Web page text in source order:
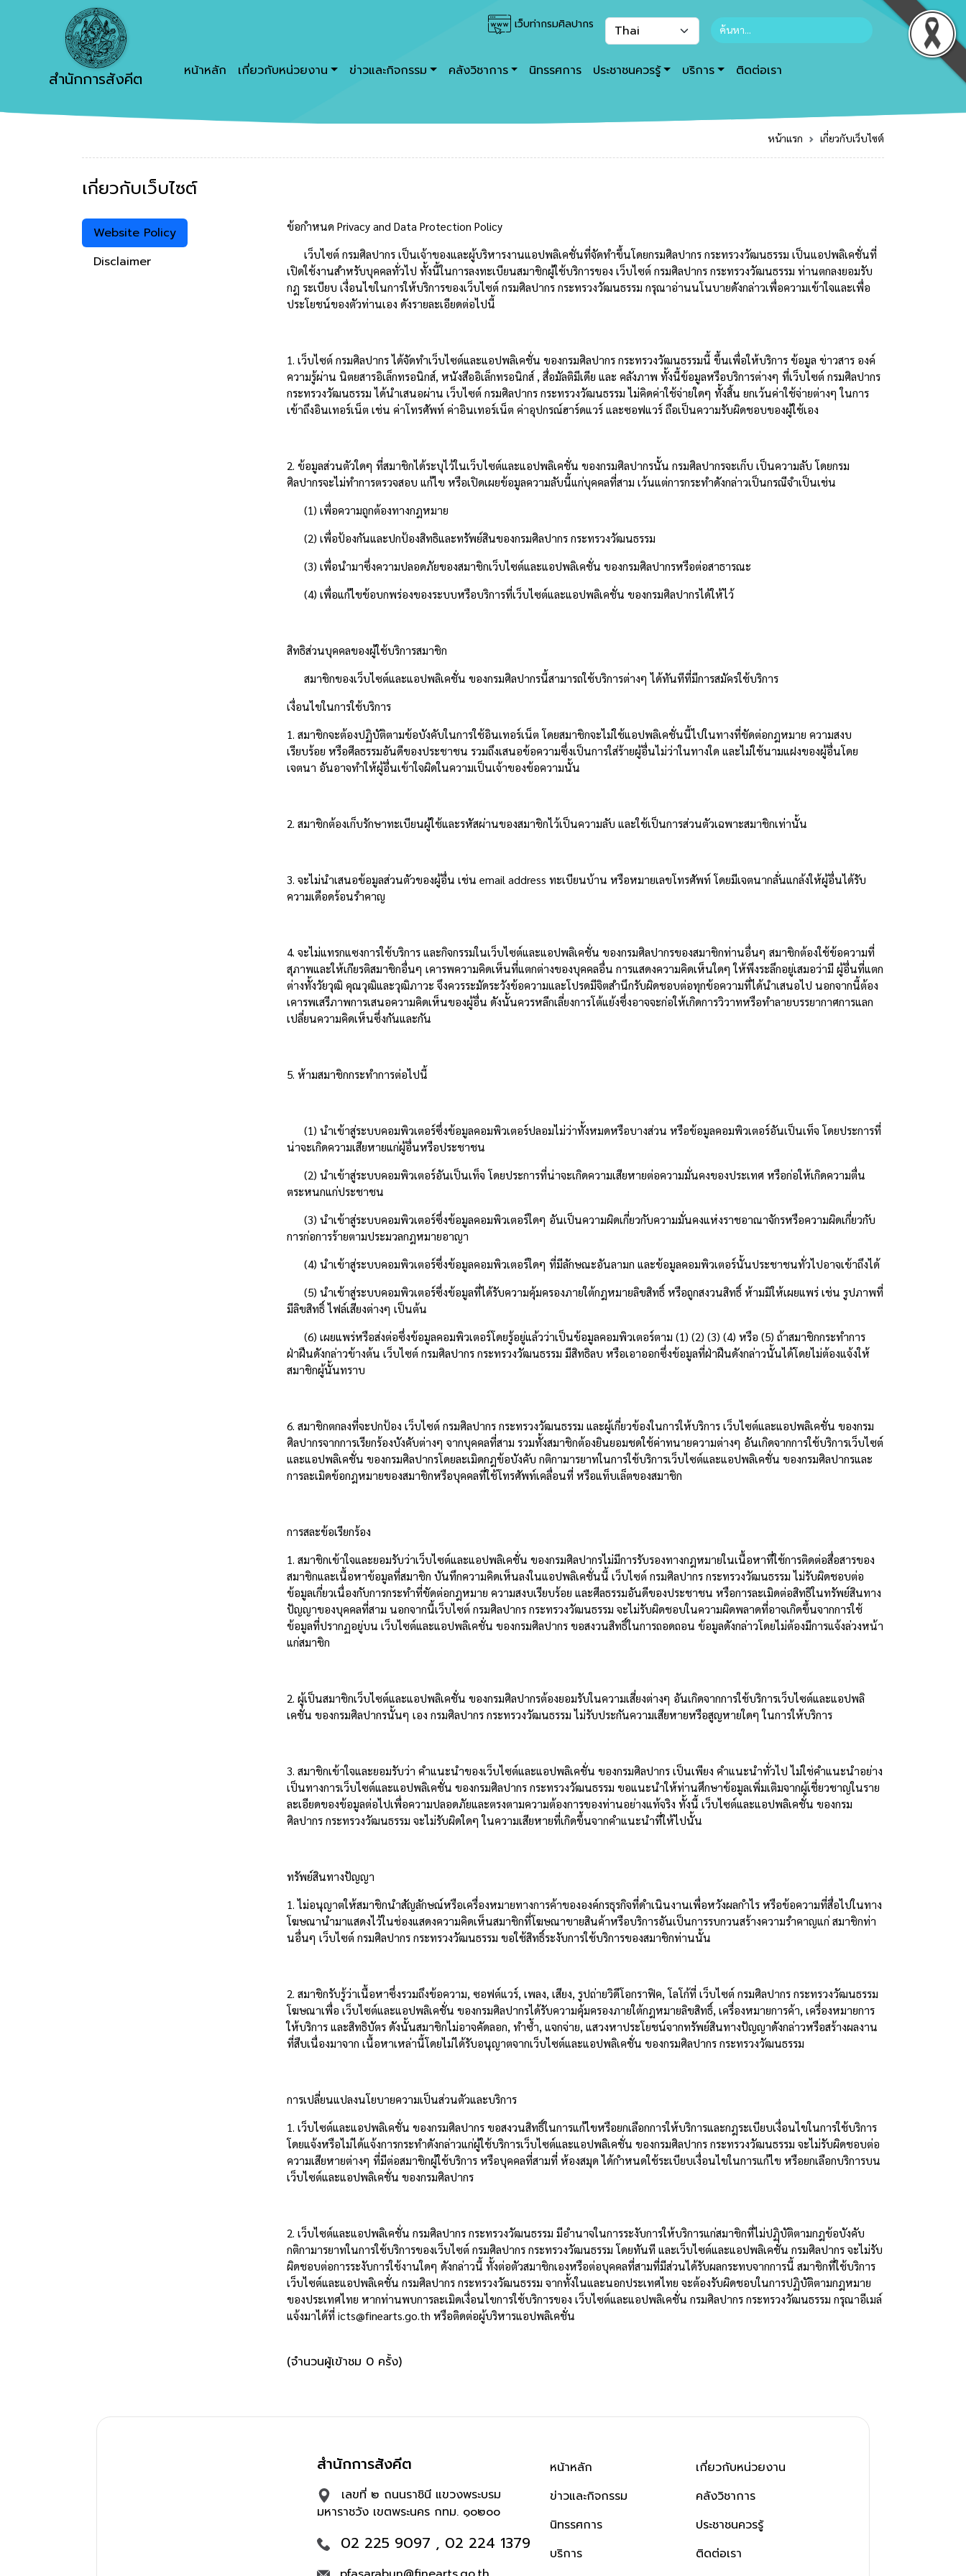
เว็บท่ากรมศิลปากร
สำนักการสังคีต หน้าหลัก เกี่ยวกับหน่วยงาน ข่าวและกิจกรรม คลังวิชาการ นิทรรศการ ประชาชนควรรู้ บริการ ติดต่อเรา
หน้าแรก เกี่ยวกับเว็บไซต์
เกี่ยวกับเว็บไซต์
Website Policy
Disclaimer
ข้อกำหนด Privacy and Data Protection Policy
เว็บไซต์ กรมศิลปากร เป็นเจ้าของและผู้บริหารงานแอปพลิเคชั่นที่จัดทำขึ้นโดยกรมศิลปากร กระทรวงวัฒนธรรม เป็นแอปพลิเคชั่นที่
เปิดใช้งานสำหรับบุคคลทั่วไป ทั้งนี้ในการลงทะเบียนสมาชิกผู้ใช้บริการของ เว็บไซต์ กรมศิลปากร กระทรวงวัฒนธรรม ท่านตกลงยอมรับ
กฎ ระเบียบ เงื่อนไขในการให้บริการของเว็บไซต์ กรมศิลปากร กระทรวงวัฒนธรรม กรุณาอ่านนโนบายดังกล่าวเพื่อความเข้าใจและเพื่อ
ประโยชน์ของตัวท่านเอง ดังรายละเอียดต่อไปนี้
1. เว็บไซต์ กรมศิลปากร ได้จัดทำเว็บไซต์และแอปพลิเคชั่น ของกรมศิลปากร กระทรวงวัฒนธรรมนี้ ขึ้นเพื่อให้บริการ ข้อมูล ข่าวสาร องค์
ความรู้ผ่าน นิตยสารอิเล็กทรอนิกส์, หนังสืออิเล็กทรอนิกส์ , สื่อมัลติมีเดีย และ คลังภาพ ทั้งนี้ข้อมูลหรือบริการต่างๆ ที่เว็บไซต์ กรมศิลปากร
กระทรวงวัฒนธรรม ได้นำเสนอผ่าน เว็บไซต์ กรมศิลปากร กระทรวงวัฒนธรรม ไม่คิดค่าใช้จ่ายใดๆ ทั้งสิ้น ยกเว้นค่าใช้จ่ายต่างๆ ในการ
เข้าถึงอินเทอร์เน็ต เช่น ค่าโทรศัพท์ ค่าอินเทอร์เน็ต ค่าอุปกรณ์ฮาร์ดแวร์ และซอฟแวร์ ถือเป็นความรับผิดชอบของผู้ใช้เอง
2. ข้อมูลส่วนตัวใดๆ ที่สมาชิกได้ระบุไว้ในเว็บไซต์และแอปพลิเคชั่น ของกรมศิลปากรนั้น กรมศิลปากรจะเก็บ เป็นความลับ โดยกรม
ศิลปากรจะไม่ทำการตรวจสอบ แก้ไข หรือเปิดเผยข้อมูลความลับนี้แก่บุคคลที่สาม เว้นแต่การกระทำดังกล่าวเป็นกรณีจำเป็นเช่น
(1) เพื่อความถูกต้องทางกฎหมาย
(2) เพื่อป้องกันและปกป้องสิทธิและทรัพย์สินของกรมศิลปากร กระทรวงวัฒนธรรม
(3) เพื่อนำมาซึ่งความปลอดภัยของสมาชิกเว็บไซต์และแอปพลิเคชั่น ของกรมศิลปากรหรือต่อสาธารณะ
(4) เพื่อแก้ไขข้อบกพร่องของระบบหรือบริการที่เว็บไซต์และแอปพลิเคชั่น ของกรมศิลปากรได้ให้ไว้
สิทธิส่วนบุคคลของผู้ใช้บริการสมาชิก
สมาชิกของเว็บไซต์และแอปพลิเคชั่น ของกรมศิลปากรนี้สามารถใช้บริการต่างๆ ได้ทันทีที่มีการสมัครใช้บริการ
เงื่อนไขในการใช้บริการ
1. สมาชิกจะต้องปฏิบัติตามข้อบังคับในการใช้อินเทอร์เน็ต โดยสมาชิกจะไม่ใช้แอปพลิเคชั่นนี้ไปในทางที่ขัดต่อกฎหมาย ความสงบ
เรียบร้อย หรือศีลธรรมอันดีของประชาชน รวมถึงเสนอข้อความซึ่งเป็นการใส่ร้ายผู้อื่นไม่ว่าในทางใด และไม่ใช้นามแฝงของผู้อื่นโดย
เจตนา อันอาจทำให้ผู้อื่นเข้าใจผิดในความเป็นเจ้าของข้อความนั้น
2. สมาชิกต้องเก็บรักษาทะเบียนผู้ใช้และรหัสผ่านของสมาชิกไว้เป็นความลับ และใช้เป็นการส่วนตัวเฉพาะสมาชิกเท่านั้น
3. จะไม่นำเสนอข้อมูลส่วนตัวของผู้อื่น เช่น email address ทะเบียนบ้าน หรือหมายเลขโทรศัพท์ โดยมีเจตนากลั่นแกล้งให้ผู้อื่นได้รับ
ความเดือดร้อนรำคาญ
4. จะไม่แทรกแซงการใช้บริการ และกิจกรรมในเว็บไซต์และแอปพลิเคชั่น ของกรมศิลปากรของสมาชิกท่านอื่นๆ สมาชิกต้องใช้ข้อความที่
สุภาพและให้เกียรติสมาชิกอื่นๆ เคารพความคิดเห็นที่แตกต่างของบุคคลอื่น การแสดงความคิดเห็นใดๆ ให้พึงระลึกอยู่เสมอว่ามี ผู้อื่นที่แตก
ต่างทั้งวัยวุฒิ คุณวุฒิและวุฒิภาวะ จึงควรระมัดระวังข้อความและโปรดมีจิตสำนึกรับผิดชอบต่อทุกข้อความที่ได้นำเสนอไป นอกจากนี้ต้อง
เคารพเสรีภาพการเสนอความคิดเห็นของผู้อื่น ดังนั้นควรหลีกเลี่ยงการโต้แย้งซึ่งอาจจะก่อให้เกิดการวิวาทหรือทำลายบรรยากาศการแลก
เปลี่ยนความคิดเห็นซึ่งกันและกัน
5. ห้ามสมาชิกกระทำการต่อไปนี้
(1) นำเข้าสู่ระบบคอมพิวเตอร์ซึ่งข้อมูลคอมพิวเตอร์ปลอมไม่ว่าทั้งหมดหรือบางส่วน หรือข้อมูลคอมพิวเตอร์อันเป็นเท็จ โดยประการที่
น่าจะเกิดความเสียหายแก่ผู้อื่นหรือประชาชน
(2) นำเข้าสู่ระบบคอมพิวเตอร์อันเป็นเท็จ โดยประการที่น่าจะเกิดความเสียหายต่อความมั่นคงของประเทศ หรือก่อให้เกิดความตื่น
ตระหนกแก่ประชาชน
(3) นำเข้าสู่ระบบคอมพิวเตอร์ซึ่งข้อมูลคอมพิวเตอร์ใดๆ อันเป็นความผิดเกี่ยวกับความมั่นคงแห่งราชอาณาจักรหรือความผิดเกี่ยวกับ
การก่อการร้ายตามประมวลกฎหมายอาญา
(4) นำเข้าสู่ระบบคอมพิวเตอร์ซึ่งข้อมูลคอมพิวเตอร์ใดๆ ที่มีลักษณะอันลามก และข้อมูลคอมพิวเตอร์นั้นประชาชนทั่วไปอาจเข้าถึงได้
(5) นำเข้าสู่ระบบคอมพิวเตอร์ซึ่งข้อมูลที่ได้รับความคุ้มครองภายใต้กฎหมายลิขสิทธิ์ หรือถูกสงวนสิทธิ์ ห้ามมิให้เผยแพร่ เช่น รูปภาพที่
มีลิขสิทธิ์ ไฟล์เสียงต่างๆ เป็นต้น
(6) เผยแพร่หรือส่งต่อซึ่งข้อมูลคอมพิวเตอร์โดยรู้อยู่แล้วว่าเป็นข้อมูลคอมพิวเตอร์ตาม (1) (2) (3) (4) หรือ (5) ถ้าสมาชิกกระทำการ
ฝ่าฝืนดังกล่าวข้างต้น เว็บไซต์ กรมศิลปากร กระทรวงวัฒนธรรม มีสิทธิลบ หรือเอาออกซึ่งข้อมูลที่ฝ่าฝืนดังกล่าวนั้นได้โดยไม่ต้องแจ้งให้
สมาชิกผู้นั้นทราบ
6. สมาชิกตกลงที่จะปกป้อง เว็บไซต์ กรมศิลปากร กระทรวงวัฒนธรรม และผู้เกี่ยวข้องในการให้บริการ เว็บไซต์และแอปพลิเคชั่น ของกรม
ศิลปากรจากการเรียกร้องบังคับต่างๆ จากบุคคลที่สาม รวมทั้งสมาชิกต้องยินยอมชดใช้ค่าทนายความต่างๆ อันเกิดจากการใช้บริการเว็บไซต์
และแอปพลิเคชั่น ของกรมศิลปากรโดยละเมิดกฎข้อบังคับ กติกามารยาทในการใช้บริการเว็บไซต์และแอปพลิเคชั่น ของกรมศิลปากรและ
การละเมิดข้อกฎหมายของสมาชิกหรือบุคคลที่ใช้โทรศัพท์เคลื่อนที่ หรือแท็บเล็ตของสมาชิก
การสละข้อเรียกร้อง
1. สมาชิกเข้าใจและยอมรับว่าเว็บไซต์และแอปพลิเคชั่น ของกรมศิลปากรไม่มีการรับรองทางกฎหมายในเนื้อหาที่ใช้การติดต่อสื่อสารของ
สมาชิกและเนื้อหาข้อมูลที่สมาชิก บันทึกความคิดเห็นลงในแอปพลิเคชั่นนี้ เว็บไซต์ กรมศิลปากร กระทรวงวัฒนธรรม ไม่รับผิดชอบต่อ
ข้อมูลเกี่ยวเนื่องกับการกระทำที่ขัดต่อกฎหมาย ความสงบเรียบร้อย และศีลธรรมอันดีของประชาชน หรือการละเมิดต่อสิทธิในทรัพย์สินทาง
ปัญญาของบุคคลที่สาม นอกจากนี้เว็บไซต์ กรมศิลปากร กระทรวงวัฒนธรรม จะไม่รับผิดชอบในความผิดพลาดที่อาจเกิดขึ้นจากการใช้
ข้อมูลที่ปรากฏอยู่บน เว็บไซต์และแอปพลิเคชั่น ของกรมศิลปากร ขอสงวนสิทธิ์ในการถอดถอน ข้อมูลดังกล่าวโดยไม่ต้องมีการแจ้งล่วงหน้า
แก่สมาชิก
2. ผู้เป็นสมาชิกเว็บไซต์และแอปพลิเคชั่น ของกรมศิลปากรต้องยอมรับในความเสี่ยงต่างๆ อันเกิดจากการใช้บริการเว็บไซต์และแอปพลิ
เคชั่น ของกรมศิลปากรนั้นๆ เอง กรมศิลปากร กระทรวงวัฒนธรรม ไม่รับประกันความเสียหายหรือสูญหายใดๆ ในการให้บริการ
3. สมาชิกเข้าใจและยอมรับว่า คำแนะนำของเว็บไซต์และแอปพลิเคชั่น ของกรมศิลปากร เป็นเพียง คำแนะนำทั่วไป ไม่ใช่คำแนะนำอย่าง
เป็นทางการเว็บไซต์และแอปพลิเคชั่น ของกรมศิลปากร กระทรวงวัฒนธรรม ขอแนะนำให้ท่านศึกษาข้อมูลเพิ่มเติมจากผู้เชี่ยวชาญในราย
ละเอียดของข้อมูลต่อไปเพื่อความปลอดภัยและตรงตามความต้องการของท่านอย่างแท้จริง ทั้งนี้ เว็บไซต์และแอปพลิเคชั่น ของกรม
ศิลปากร กระทรวงวัฒนธรรม จะไม่รับผิดใดๆ ในความเสียหายที่เกิดขึ้นจากคำแนะนำที่ให้ไปนั้น
ทรัพย์สินทางปัญญา
1. ไม่อนุญาตให้สมาชิกนำสัญลักษณ์หรือเครื่องหมายทางการค้าขององค์กรธุรกิจที่ดำเนินงานเพื่อหวังผลกำไร หรือข้อความที่สื่อไปในทาง
โฆษณานำมาแสดงไว้ในช่องแสดงความคิดเห็นสมาชิกที่โฆษณาขายสินค้าหรือบริการอันเป็นการรบกวนสร้างความรำคาญแก่ สมาชิกท่า
นอื่นๆ เว็บไซต์ กรมศิลปากร กระทรวงวัฒนธรรม ขอใช้สิทธิ์ระงับการใช้บริการของสมาชิกท่านนั้น
2. สมาชิกรับรู้ว่าเนื้อหาซึ่งรวมถึงข้อความ, ซอฟต์แวร์, เพลง, เสียง, รูปถ่ายวิดีโอกราฟิค,โลโก้ที่ เว็บไซต์ กรมศิลปากร กระทรวงวัฒนธรรม
โฆษณาเพื่อ เว็บไซต์และแอปพลิเคชั่น ของกรมศิลปากรได้รับความคุ้มครองภายใต้กฎหมายลิขสิทธิ์, เครื่องหมายการค้า, เครื่องหมายการ
ให้บริการ และสิทธิบัตร ดังนั้นสมาชิกไม่อาจคัดลอก, ทำซ้ำ, แจกจ่าย, แสวงหาประโยชน์จากทรัพย์สินทางปัญญาดังกล่าวหรือสร้างผลงาน
ที่สืบเนื่องมาจาก เนื้อหาเหล่านี้โดยไม่ได้รับอนุญาตจากเว็บไซต์และแอปพลิเคชั่น ของกรมศิลปากร กระทรวงวัฒนธรรม
การเปลี่ยนแปลงนโยบายความเป็นส่วนตัวและบริการ
1. เว็บไซต์และแอปพลิเคชั่น ของกรมศิลปากร ขอสงวนสิทธิ์ในการแก้ไขหรือยกเลือกการให้บริการและกฎระเบียบเงื่อนไขในการใช้บริการ
โดยแจ้งหรือไม่ได้แจ้งการกระทำดังกล่าวแก่ผู้ใช้บริการเว็บไซต์และแอปพลิเคชั่น ของกรมศิลปากร กระทรวงวัฒนธรรม จะไม่รับผิดชอบต่อ
ความเสียหายต่างๆ ที่มีต่อสมาชิกผู้ใช้บริการ หรือบุคคลที่สามที่ ห้องสมุด ได้กำหนดใช้ระเบียบเงื่อนไขในการแก้ไข หรือยกเลือกบริการบน
เว็บไซต์และแอปพลิเคชั่น ของกรมศิลปากร
2. เว็บไซต์และแอปพลิเคชั่น กรมศิลปากร กระทรวงวัฒนธรรม มีอำนาจในการระงับการให้บริการแก่สมาชิกที่ไม่ปฏิบัติตามกฎข้อบังคับ
กติกามารยาทในการใช้บริการของเว็บไซต์ กรมศิลปากร กระทรวงวัฒนธรรม โดยทันที และเว็บไซต์และแอปพลิเคชั่น กรมศิลปากร จะไม่รับ
ผิดชอบต่อการระงับการใช้งานใดๆ ดังกล่าวนี้ ทั้งต่อตัวสมาชิกเองหรือต่อบุคคลที่สามที่มีส่วนได้รับผลกระทบจากการนี้ สมาชิกที่ใช้บริการ
เว็บไซต์และแอปพลิเคชั่น กรมศิลปากร กระทรวงวัฒนธรรม จากทั้งในและนอกประเทศไทย จะต้องรับผิดชอบในการปฏิบัติตามกฎหมาย
ของประเทศไทย หากท่านพบการละเมิดเงื่อนไขการใช้บริการของ เว็บไซต์และแอปพลิเคชั่น กรมศิลปากร กระทรวงวัฒนธรรม กรุณาอีเมล์
แจ้งมาได้ที่ icts@finearts.go.th หรือติดต่อผู้บริหารแอปพลิเคชั่น
(จำนวนผู้เข้าชม 0 ครั้ง)
สำนักการสังคีต
เลขที่ ๒ ถนนราชินี แขวงพระบรม
มหาราชวัง เขตพระนคร กทม. ๑๐๒๐๐
02 225 9097 , 02 224 1379
หน้าหลัก
ข่าวและกิจกรรม
นิทรรศการ
บริการ
เกี่ยวกับหน่วยงาน
คลังวิชาการ
ประชาชนควรรู้
ติดต่อเรา